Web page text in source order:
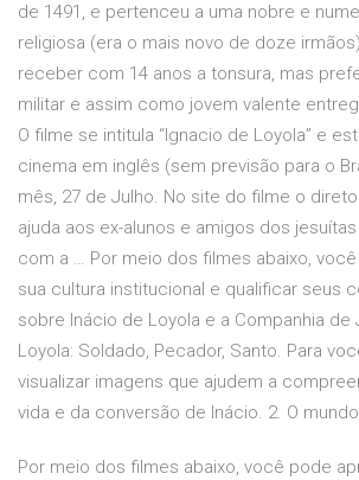
de 1491, e pertenceu a uma nobre e
religiosa (era o mais novo de doze
receber com 14 anos a tonsura, mas
militar e assim como jovem valente
O filme se intitula “Ignacio de Loyola” e
cinema em inglês (sem previsão para o
mês, 27 de Julho. No site do filme o
ajuda aos ex-alunos e amigos dos
com a … Por meio dos filmes abaixo,
sua cultura institucional e qualificar seus
sobre Inácio de Loyola e a Companhia de
Loyola: Soldado, Pecador, Santo. Para
visualizar imagens que ajudem a
vida e da conversão de Inácio. 2. O
Por meio dos filmes abaixo, você pode